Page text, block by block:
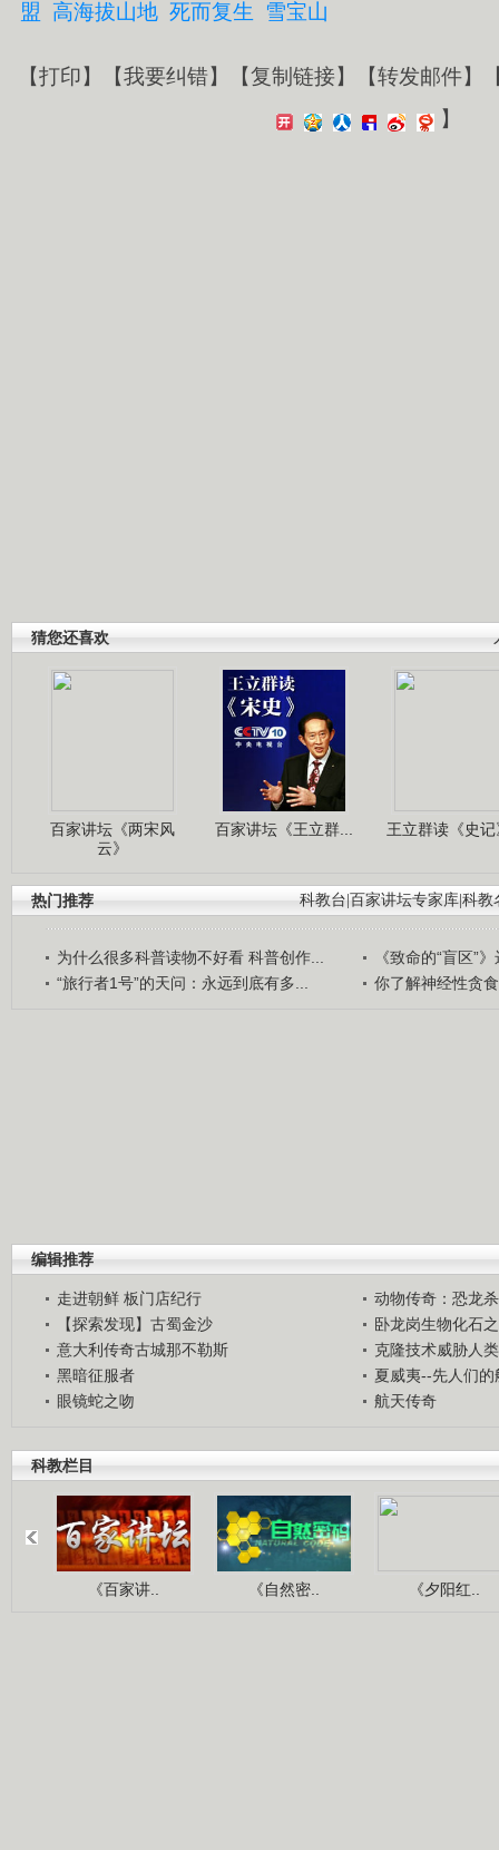
盟 高海拔山地 死而复生 雪宝山
【打印】【我要纠错】【复制链接】【转发邮件】
】
猜您还喜欢
百家讲坛《两宋风
云》
百家讲坛《王立群... 王立群读《史
科教台 百家讲坛专家库 科教
热门推荐
为什么很多科普读物不好看 科普创作...
《致命的“盲区”
“旅行者1号”的天问：永远到底有多...
你了解神经性贪
编辑推荐
走进朝鲜 板门店纪行
动物传奇：恐龙
【探索发现】古蜀金沙
卧龙岗生物化石
意大利传奇古城那不勒斯
克隆技术威胁人
黑暗征服者
夏威夷--先人们的
眼镜蛇之吻
航天传奇
科教栏目
《百家讲.. 《自然密.. 《夕阳红..